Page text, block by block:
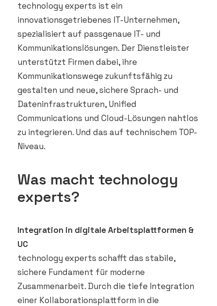
technology experts ist ein
innovationsgetriebenes IT-Unternehmen,
spezialisiert auf passgenaue IT- und
Kommunikationslösungen. Der Dienstleister
unterstützt Firmen dabei, ihre
Kommunikationswege zukunftsfähig zu
gestalten und neue, sichere Sprach- und
Dateninfrastrukturen, Unified
Communications und Cloud-Lösungen nahtlos
zu integrieren. Und das auf technischem TOP-
Niveau.
Was macht technology
experts?
Integration in digitale Arbeitsplattformen &
UC
technology experts schafft das stabile,
sichere Fundament für moderne
Zusammenarbeit. Durch die tiefe Integration
einer Kollaborationsplattform in die